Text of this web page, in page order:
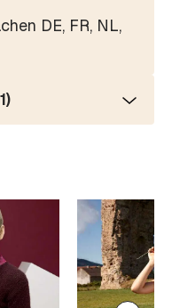
DE, FR, NL,